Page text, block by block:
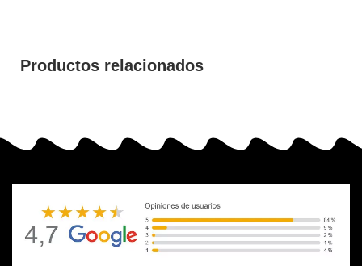
Productos relacionados